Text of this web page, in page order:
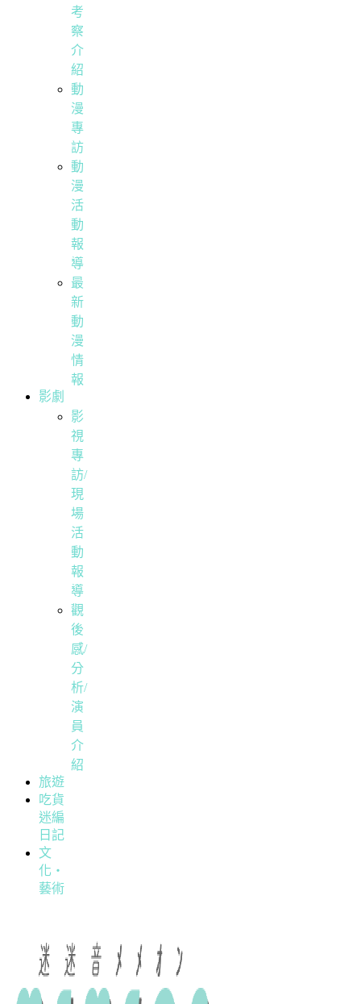
考
察
介
紹
動
漫
專
訪
動
漫
活
動
報
導
最
新
動
漫
情
報
影劇
影
視
專
訪/
現
場
活
動
報
導
觀
後
感/
分
析/
演
員
介
紹
旅遊
吃貨
迷編
日記
文
化・
藝術